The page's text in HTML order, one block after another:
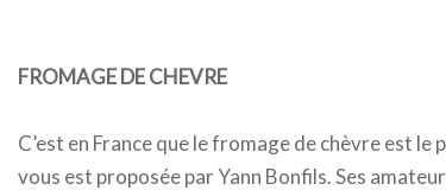
FROMAGE DE CHEVRE
C’est en France que le fromage de chèvre est
vous est proposée par Yann Bonfils. Ses